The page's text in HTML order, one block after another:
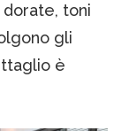
dorate, toni
gli
è